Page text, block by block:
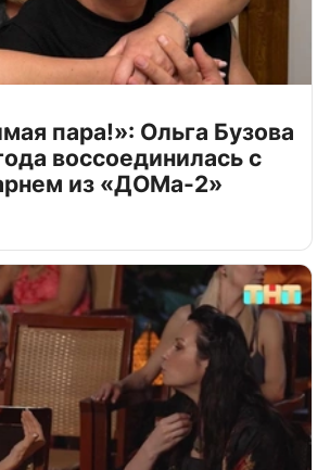
пара!»: Ольга Бузова
воссоединилась с
из «ДОМа-2»